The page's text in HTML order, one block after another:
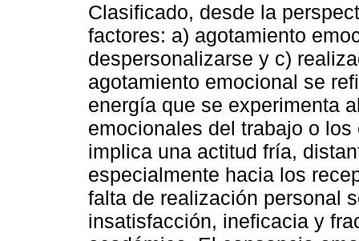
Clasificado, desde la
factores: a) agotamiento
despersonalizarse y c)
agotamiento emocional se
energía que se experimenta
emocionales del trabajo o
implica una actitud fría,
especialmente hacia los
falta de realización personal
insatisfacción, ineficacia y